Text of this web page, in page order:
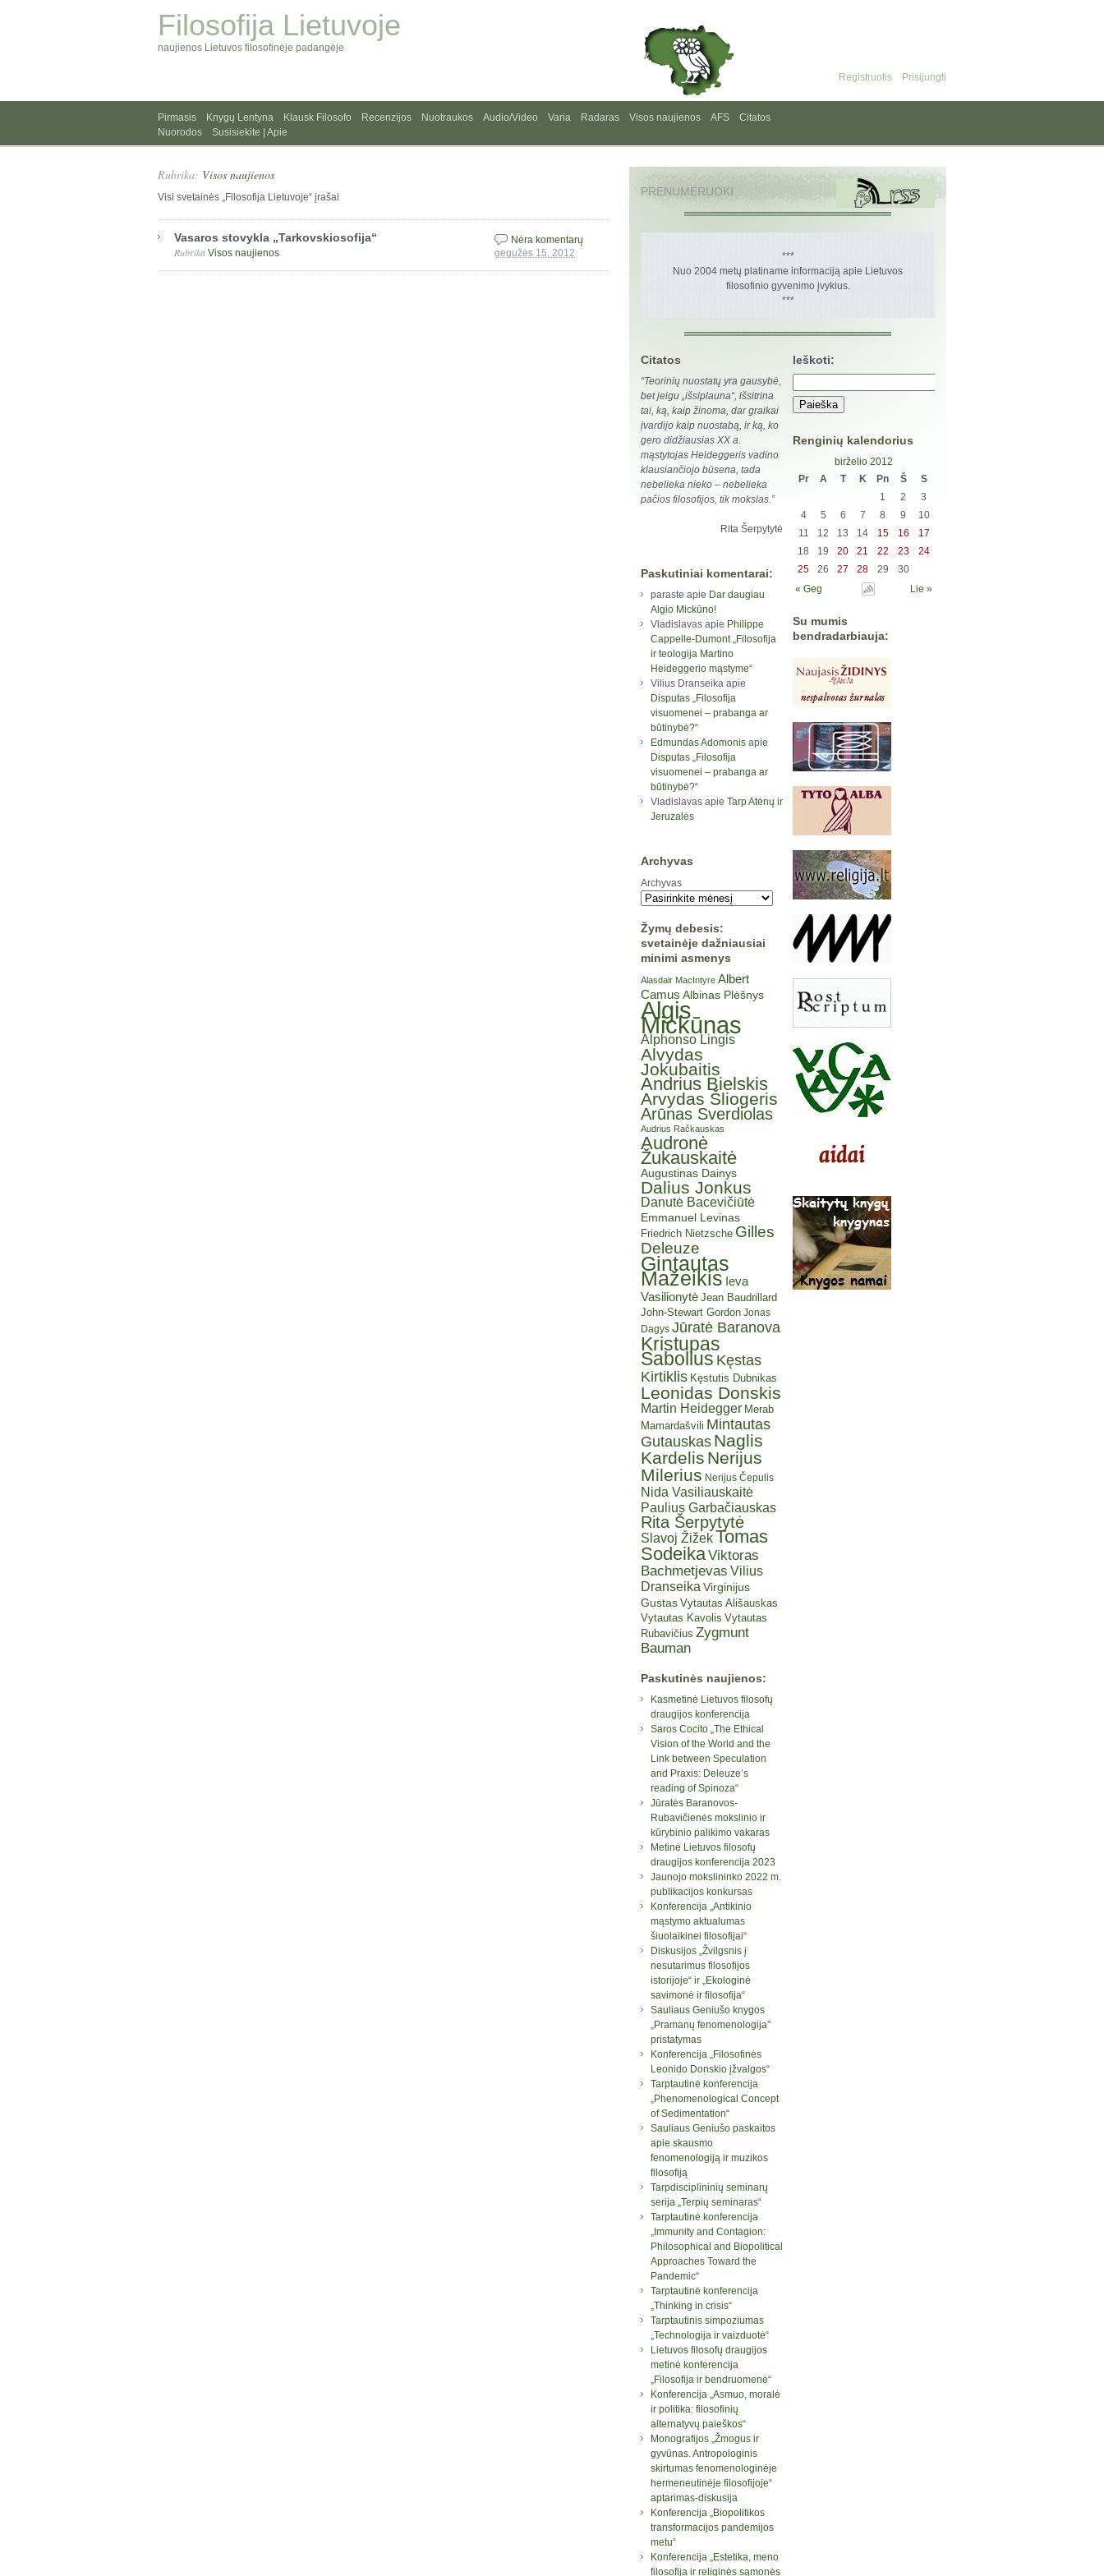
Filosofija Lietuvoje
naujienos Lietuvos filosofinėje padangėje
Prisijungti
Registruotis
Pirmasis Knygų Lentyna Klausk Filosofo Recenzijos Nuotraukos Audio/Video Varia Radaras Visos naujienos AFS
Citatos
Nuorodos
Susisiekite | Apie
Rubrika: Visos naujienos
Visi svetainės „Filosofija Lietuvoje“ įrašai
Vasaros stovykla „Tarkovskiosofija“
gegužės 15, 2012
Rubrika Visos naujienos
Nėra komentarų
PRENUMERUOKI
***
Nuo 2004 metų platiname informaciją apie Lietuvos
filosofinio gyvenimo įvykius.
***
Citatos
“Teorinių nuostatų yra gausybė,
bet jeigu „išsiplauna“, išsitrina
tai, ką, kaip žinoma, dar graikai
įvardijo kaip nuostabą, ir ką, ko
gero didžiausias XX a.
mąstytojas Heideggeris vadino
klausiančiojo būsena, tada
nebelieka nieko – nebelieka
pačios filosofijos, tik mokslas.”
Rita Šerpytytė
Paskutiniai komentarai:
paraste apie Dar daugiau
Algio Mickūno!
Vladislavas apie Philippe
Cappelle-Dumont „Filosofija
ir teologija Martino
Heideggerio mąstyme“
Vilius Dranseika apie
Disputas „Filosofija
visuomenei – prabanga ar
būtinybė?“
Edmundas Adomonis apie
Disputas „Filosofija
visuomenei – prabanga ar
būtinybė?“
Vladislavas apie Tarp Atėnų ir
Jeruzalės
Archyvas
Archyvas
Žymų debesis:
svetainėje dažniausiai
minimi asmenys
Alasdair MacIntyre Albert
Camus Albinas Plėšnys
Algis
Mickūnas
Alphonso Lingis
Alvydas
Jokubaitis
Andrius Bielskis
Arvydas Šliogeris
Arūnas Sverdiolas
Audrius Račkauskas
Audronė
Žukauskaitė
Augustinas Dainys
Dalius Jonkus
Danutė Bacevičiūtė
Emmanuel Levinas
Friedrich Nietzsche Gilles
Deleuze
Gintautas
Mažeikis Ieva
Vasilionytė Jean Baudrillard
John-Stewart Gordon Jonas
Dagys Jūratė Baranova
Kristupas
Sabolius Kęstas
Kirtiklis Kęstutis Dubnikas
Leonidas Donskis
Martin Heidegger Merab
Mamardašvili Mintautas
Gutauskas Naglis
Kardelis Nerijus
Milerius Nerijus Čepulis
Nida Vasiliauskaitė
Paulius Garbačiauskas
Rita Šerpytytė
Slavoj ŽižekTomas
SodeikaViktoras
Bachmetjevas Vilius
Dranseika Virginijus
Gustas Vytautas Ališauskas
Vytautas Kavolis Vytautas
Rubavičius Zygmunt
Bauman
Paskutinės naujienos:
Kasmetinė Lietuvos filosofų
draugijos konferencija
Saros Cocito „The Ethical
Vision of the World and the
Link between Speculation
and Praxis: Deleuze’s
reading of Spinoza“
Jūratės Baranovos-
Rubavičienės mokslinio ir
kūrybinio palikimo vakaras
Metinė Lietuvos filosofų
draugijos konferencija 2023
Jaunojo mokslininko 2022 m.
publikacijos konkursas
Konferencija „Antikinio
mąstymo aktualumas
šiuolaikinei filosofijai“
Diskusijos „Žvilgsnis į
nesutarimus filosofijos
istorijoje“ ir „Ekologinė
savimonė ir filosofija“
Sauliaus Geniušo knygos
„Pramanų fenomenologija”
pristatymas
Konferencija „Filosofinės
Leonido Donskio įžvalgos“
Tarptautinė konferencija
„Phenomenological Concept
of Sedimentation“
Sauliaus Geniušo paskaitos
apie skausmo
fenomenologiją ir muzikos
filosofiją
Tarpdisciplininių seminarų
serija „Terpių seminaras“
Tarptautinė konferencija
„Immunity and Contagion:
Philosophical and Biopolitical
Approaches Toward the
Pandemic“
Tarptautinė konferencija
„Thinking in crisis“
Tarptautinis simpoziumas
„Technologija ir vaizduotė“
Lietuvos filosofų draugijos
metinė konferencija
„Filosofija ir bendruomenė“
Konferencija „Asmuo, moralė
ir politika: filosofinių
alternatyvų paieškos“
Monografijos „Žmogus ir
gyvūnas. Antropologinis
skirtumas fenomenologinėje
hermeneutinėje filosofijoje“
aptarimas-diskusija
Konferencija „Biopolitikos
transformacijos pandemijos
metu“
Konferencija „Estetika, meno
filosofija ir religinės sąmonės
Ieškoti:
Renginių kalendorius
birželio 2012
Pr
A T K Pn Š
S
1
2
3
4
5 6 7 8 9
10
11
12 13 14 15 16
17
18
19 20 21 22 23
24
25
26 27 28 29
30
« Geg
Lie »
Su mumis
bendradarbiauja: